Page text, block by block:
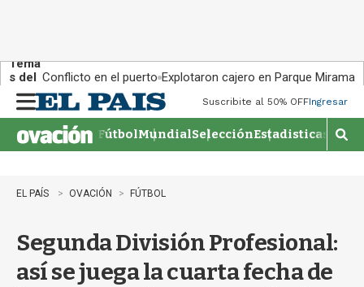
Tema
s del
día:
Conflicto en el puerto Explotaron cajero en Parque Miramar
n
u
Suscribite al 50% OFFIngresar
FútbolMundialSelecciónEstadisticas
M
o
EL PAÍS OVACIÓN FÚTBOL
Segunda División Profesional:
así se juega la cuarta fecha de